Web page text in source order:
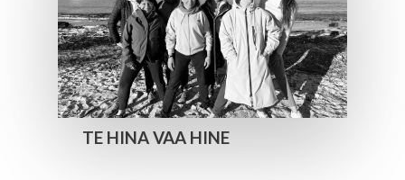
TE HINA VAA HINE